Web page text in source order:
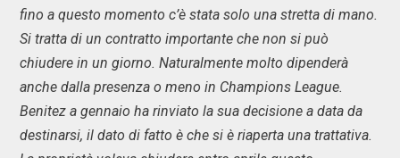
fino a questo momento c’è stata solo una stretta di mano.
Si tratta di un contratto importante che non si può
chiudere in un giorno. Naturalmente molto dipenderà
anche dalla presenza o meno in Champions League.
Benitez a gennaio ha rinviato la sua decisione a data da
destinarsi, il dato di fatto è che si è riaperta una trattativa.